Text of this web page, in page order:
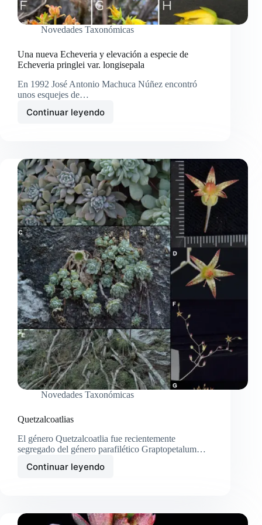
Novedades Taxonómicas
Una nueva Echeveria y elevación a especie de
Echeveria pringlei var. longisepala
En 1992 José Antonio Machuca Núñez encontró
unos esquejes de…
Continuar leyendo
Una
elevación
a
especie
de
Echeveria
pringlei
var.
longisepala
Novedades Taxonómicas
Quetzalcoatlias
El género Quetzalcoatlia fue recientemente
segregado del género parafilético Graptopetalum…
Continuar leyendo
Quetzalcoatlias